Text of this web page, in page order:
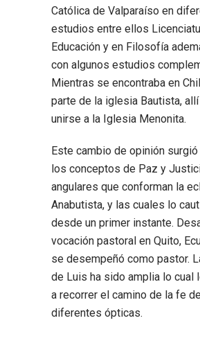
Católica de Valparaíso en
estudios entre ellos
Educación y en Filosofía
con algunos estudios
Mientras se encontraba en
parte de la iglesia Bautista,
unirse a la Iglesia Menonita.
Este cambio de opinión
los conceptos de Paz y
angulares que conforman la
Anabutista, y las cuales lo
desde un primer instante.
vocación pastoral en Quito,
se desempeñó como pastor.
de Luis ha sido amplia lo cual
a recorrer el camino de la fe
diferentes ópticas.